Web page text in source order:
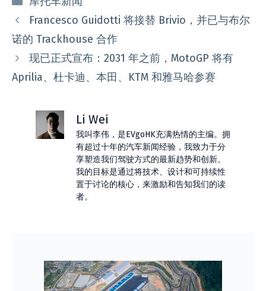
类
Francesco Guidotti 将接替 Brivio，并已与布尔
诺的 Trackhouse 合作
现已正式宣布：2031 年之前，MotoGP 将有
Aprilia、杜卡迪、本田、KTM 和雅马哈参赛
Li Wei
我叫李伟，是EVgoHK充满热情的主编。拥
有超过十年的汽车新闻经验，我致力于分
享塑造我们驾驶方式的最新趋势和创新。
我的目标是通过将技术、设计和可持续性
置于讨论的核心，来激励和告知我们的读
者。